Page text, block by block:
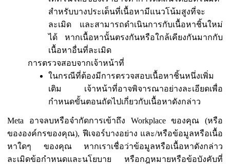
สำหรับบางประเด็นที่เนื้อหามีแนวโน้มสูงที่จะ
ละเมิด และสามารถดำเนินการกับเนื้อหาชิ้นใหม่
ได้ หากเนื้อหานั้นตรงกันหรือใกล้เคียงกันมากกับ
เนื้อหาอื่นที่ละเมิด
การตรวจสอบจากเจ้าหน้าที่
ในกรณีที่ต้องมีการตรวจสอบเนื้อหาชิ้นหนึ่งเพิ่ม
เติม เจ้าหน้าที่อาจพิจารณาอย่างละเอียดเพื่อ
กำหนดขั้นตอนถัดไปเกี่ยวกับเนื้อหาดังกล่าว
Meta อาจลบหรือจำกัดการเข้าถึง Workplace ของคุณ (หรือ
ขององค์กรของคุณ), ฟีเจอร์บางอย่าง และ/หรือข้อมูลหรือเนื้อ
หาใดๆ ของคุณ หากเราเชื่อว่าข้อมูลหรือเนื้อหาดังกล่าว
ละเมิดข้อกำหนดและนโยบาย หรือกฎหมายหรือข้อบังคับที่